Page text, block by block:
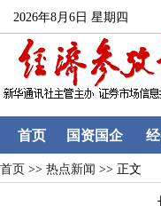
2026年8月6日 星期四
首页 国资国企
首页 >> 热点新闻 >> 正文